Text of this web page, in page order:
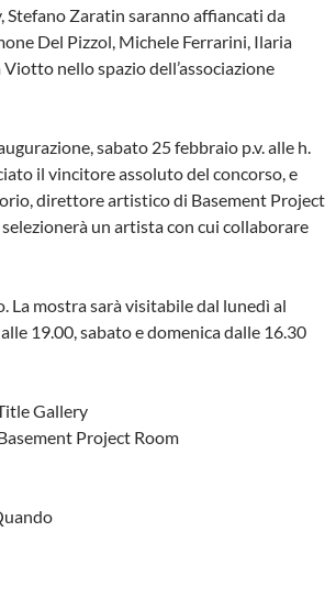
Stefano Zaratin saranno affiancati da
Del Pizzol, Michele Ferrarini, Ilaria
nello spazio dell’associazione
sabato 25 febbraio p.v. alle h.
il vincitore assoluto del concorso, e
direttore artistico di Basement Project
selezionerà un artista con cui collaborare
La mostra sarà visitabile dal lunedì al
19.00, sabato e domenica dalle 16.30
Gallery
Project Room